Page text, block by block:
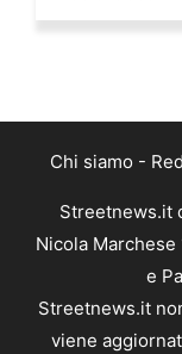
Chi siamo -
Streetnews.it
Nicola Marchese
e
Streetnews.it
viene